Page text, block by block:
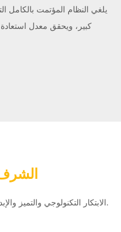
يلغي النظام المؤتمت بالكامل
كبير، ويحقق معدل
الابتكار التكنولوجي والتميز والإبداع والالتزام بالتنمية المستدامة العالمية.